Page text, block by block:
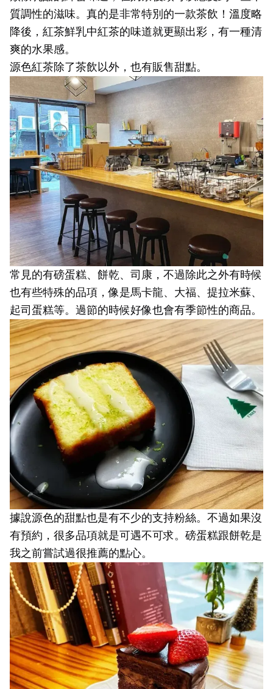
質調性的滋味。真的是非常特別的一款茶飲！溫度略
降後，紅茶鮮乳中紅茶的味道就更顯出彩，有一種清
爽的水果感。
源色紅茶除了茶飲以外，也有販售甜點。
常見的有磅蛋糕、餅乾、司康，不過除此之外有時候
也有些特殊的品項，像是馬卡龍、大福、提拉米蘇、
起司蛋糕等。過節的時候好像也會有季節性的商品。
據說源色的甜點也是有不少的支持粉絲。不過如果沒
有預約，很多品項就是可遇不可求。磅蛋糕跟餅乾是
我之前嘗試過很推薦的點心。